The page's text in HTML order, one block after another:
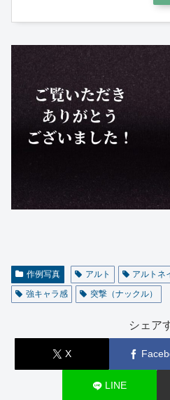
作例写真 アルト アルトネ
強キャラ感
突撃（ナックル）
シェア
X
LINE